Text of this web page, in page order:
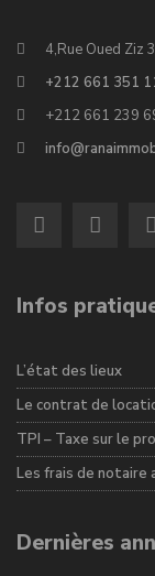
4,Rue Oued Ziz
+212 661 351
+212 661 239
Infos
L’état des lieux
Le contrat de
TPI – Taxe sur le
Les frais de notaire
Dernières